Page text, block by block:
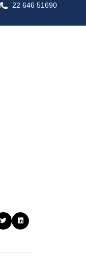
22 646 51690